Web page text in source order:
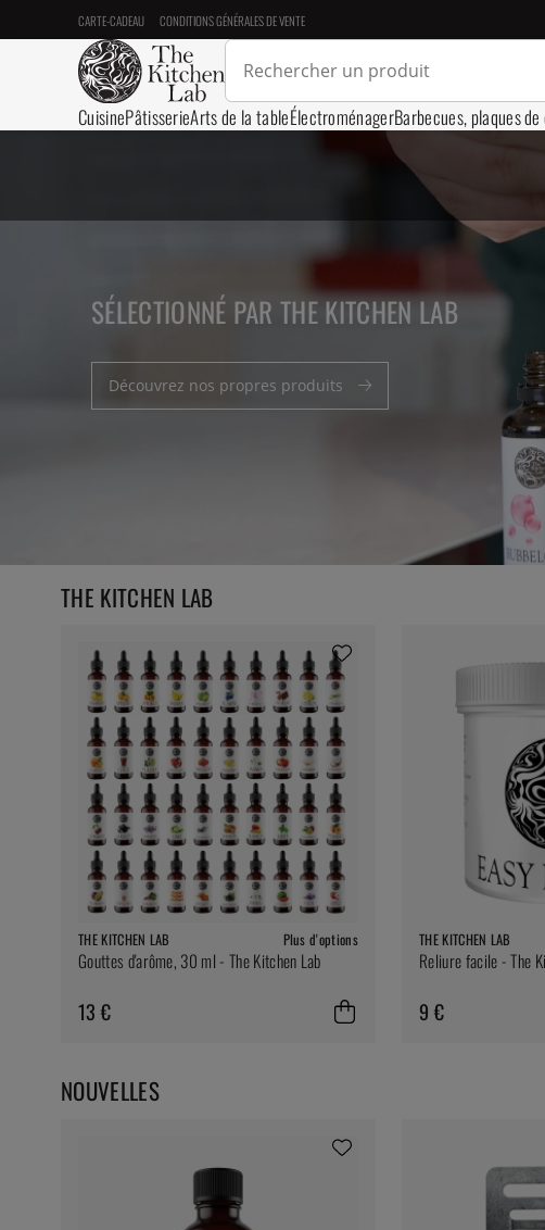
CARTE-CADEAU CONDITIONS GÉNÉRALES DE VENTE
CuisinePâtisserieArts de la tableÉlectroménagerBarbecues, plaques
SÉLECTIONNÉ PAR THE KITCHEN LAB
Découvrez nos propres produits
THE KITCHEN LAB
THE KITCHEN LAB Plus d'options
Gouttes d'arôme, 30 ml - The Kitchen Lab
13 €
THE KITCHEN LAB
Reliure facile - The
9 €
NOUVELLES